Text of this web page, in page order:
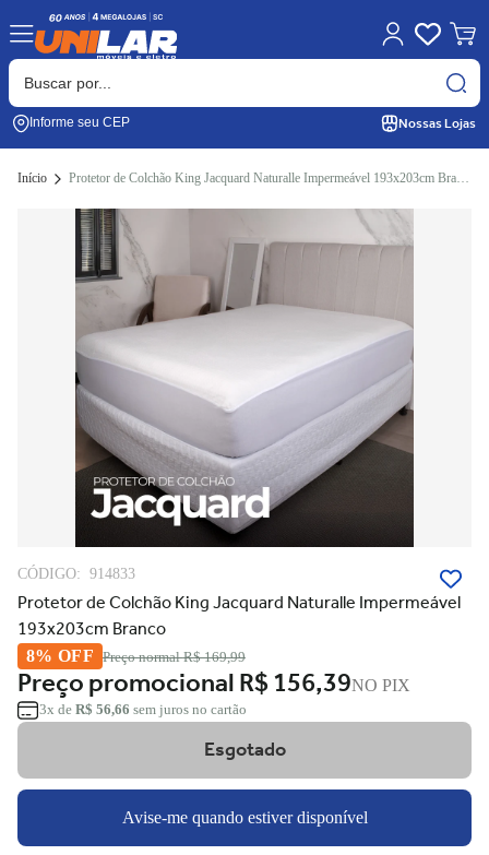
Informe seu CEP Nossas Lojas
Início Protetor de Colchão King Jacquard Naturalle Impermeável 193x203cm Branco
CÓDIGO: 914833
Protetor de Colchão King Jacquard Naturalle Impermeável
193x203cm Branco
8% OFF Preço normalR$ 169,99
Preço promocionalR$ 156,39NO PIX
3x de R$ 56,66 sem juros no cartão
Esgotado
Avise-me quando estiver disponível